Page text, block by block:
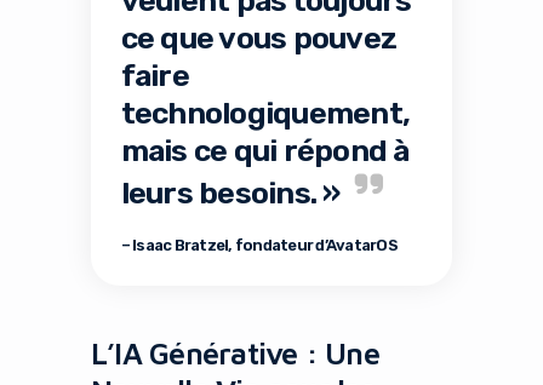
ce que vous pouvez
faire
technologiquement,
mais ce qui répond à
leurs besoins. »
– Isaac Bratzel, fondateur d’AvatarOS
L’IA Générative : Une